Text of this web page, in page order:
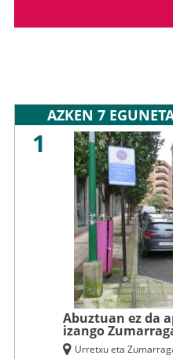
AZKEN 7
1
Abuztuan ez da
izango
Urretxu eta